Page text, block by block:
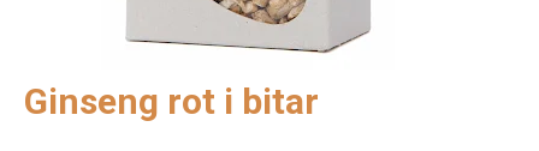
Ginseng rot i bitar